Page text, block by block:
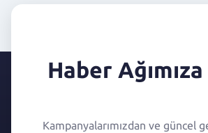
Haber
Kampanyalarımızdan ve güncel